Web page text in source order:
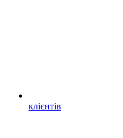
клієнтів